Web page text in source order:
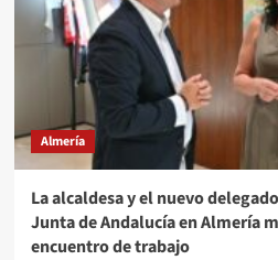
Almería
La alcaldesa y el nuevo
Junta de Andalucía en Almería
encuentro de trabajo